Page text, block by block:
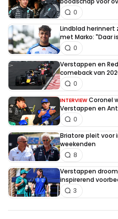
0
Lindblad
met Marko: "Daar
0
Verstappen en
comeback van
0
INTERVIEW Coronel
Verstappen en
0
Briatore pleit voor
weekenden
8
Verstappen
inspirerend
3